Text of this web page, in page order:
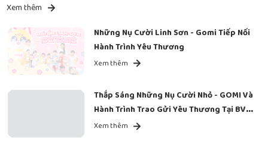
Xem thêm
Những Nụ Cười Linh Sơn - Gomi Tiếp Nối
Hành Trình Yêu Thương
Xem thêm
Thắp Sáng Những Nụ Cười Nhỏ - GOMI Và
Hành Trình Trao Gửi Yêu Thương Tại BV
Ung Bướu
Xem thêm